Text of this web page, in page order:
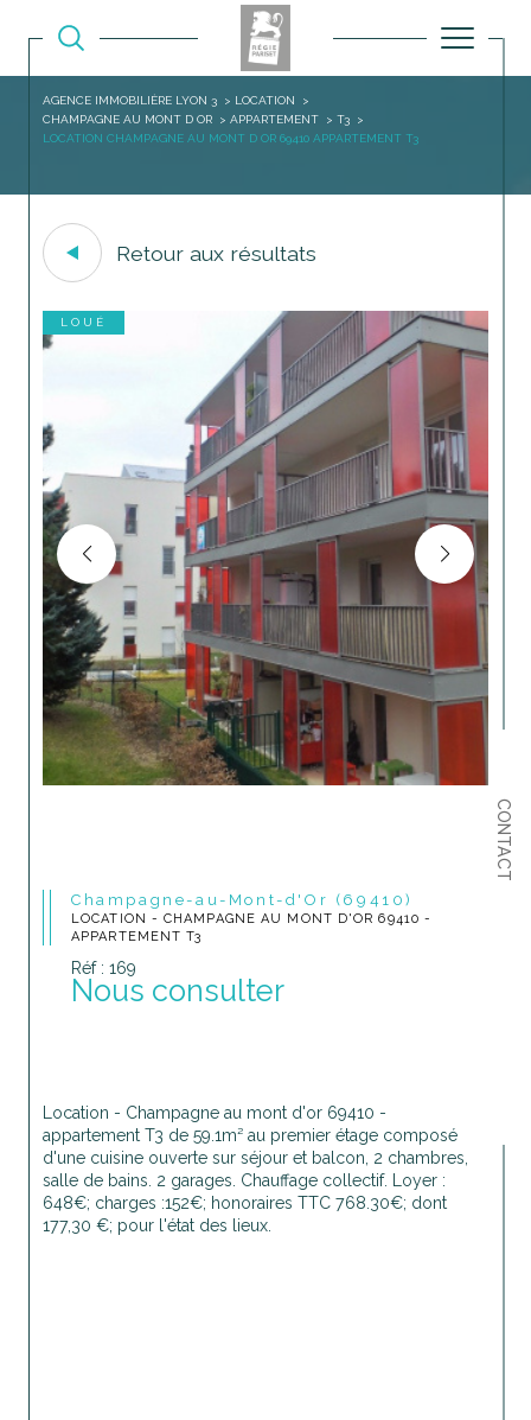
CONTACT
AGENCE IMMOBILIÈRE LYON 3
LOCATION
CHAMPAGNE AU MONT D OR
APPARTEMENT
T3
LOCATION CHAMPAGNE AU MONT D OR 69410 APPARTEMENT T3
Retour aux résultats
LOUÉ
Champagne-au-Mont-d'Or (69410)
LOCATION - CHAMPAGNE AU MONT D'OR 69410 -
APPARTEMENT T3
Réf : 169
Nous consulter
Location - Champagne au mont d'or 69410 -
appartement T3 de 59.1m² au premier étage composé
d'une cuisine ouverte sur séjour et balcon, 2 chambres,
salle de bains. 2 garages. Chauffage collectif. Loyer :
648€; charges :152€; honoraires TTC 768.30€; dont
177,30 €; pour l'état des lieux.